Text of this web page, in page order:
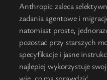
Anthropic zaleca
zadania agentowe i
natomiast proste,
pozostać przy starszych
specyfikacje i jasne
najlepiej wykorzystuje